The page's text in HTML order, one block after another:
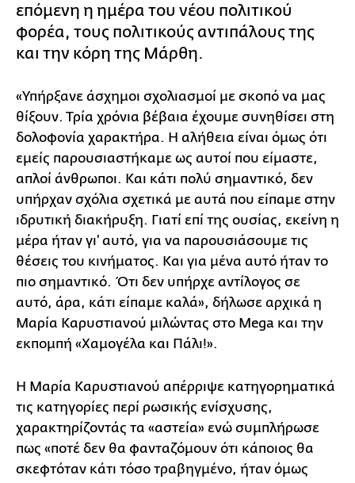
επόμενη η ημέρα του νέου πολιτικού
φορέα, τους πολιτικούς αντιπάλους της
και την κόρη της Μάρθη.
«Υπήρξανε άσχημοι σχολιασμοί με σκοπό να μας
θίξουν. Τρία χρόνια βέβαια έχουμε συνηθίσει στη
δολοφονία χαρακτήρα. Η αλήθεια είναι όμως ότι
εμείς παρουσιαστήκαμε ως αυτοί που είμαστε,
απλοί άνθρωποι. Και κάτι πολύ σημαντικό, δεν
υπήρχαν σχόλια σχετικά με αυτά που είπαμε στην
ιδρυτική διακήρυξη. Γιατί επί της ουσίας, εκείνη η
μέρα ήταν γι’ αυτό, για να παρουσιάσουμε τις
θέσεις του κινήματος. Και για μένα αυτό ήταν το
πιο σημαντικό. Ότι δεν υπήρχε αντίλογος σε
αυτό, άρα, κάτι είπαμε καλά», δήλωσε αρχικά η
Μαρία Καρυστιανού μιλώντας στο Mega και την
εκπομπή «Χαμογέλα και Πάλι!».
Η Μαρία Καρυστιανού απέρριψε κατηγορηματικά
τις κατηγορίες περί ρωσικής ενίσχυσης,
χαρακτηρίζοντάς τα «αστεία» ενώ συμπλήρωσε
πως «ποτέ δεν θα φανταζόμουν ότι κάποιος θα
σκεφτόταν κάτι τόσο τραβηγμένο, ήταν όμως